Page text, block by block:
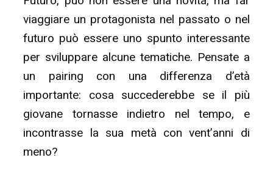
viaggiare un protagonista nel passato o nel
futuro può essere uno spunto interessante
per sviluppare alcune tematiche. Pensate a
un pairing con una differenza d’età
importante: cosa succederebbe se il più
giovane tornasse indietro nel tempo, e
incontrasse la sua metà con vent’anni di
meno?